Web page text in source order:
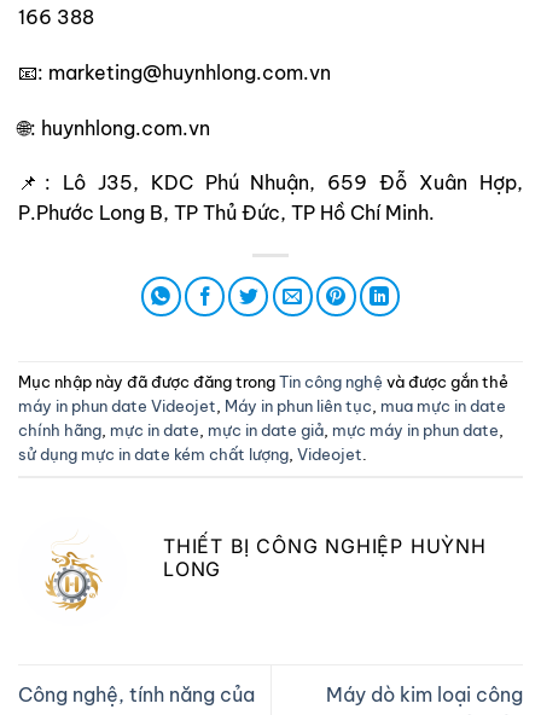
166 388
📧: marketing@huynhlong.com.vn
🌐: huynhlong.com.vn
📌: Lô J35, KDC Phú Nhuận, 659 Đỗ Xuân Hợp,
P.Phước Long B, TP Thủ Đức, TP Hồ Chí Minh.
Mục nhập này đã được đăng trongTin công nghệ và được gắn thẻ
máy in phun date Videojet, Máy in phun liên tục, mua mực in date
chính hãng, mực in date, mực in date giả, mực máy in phun date,
sử dụng mực in date kém chất lượng, Videojet.
THIẾT BỊ CÔNG NGHIỆP HUỲNH
LONG
Công nghệ, tính năng của
Máy dò kim loại công